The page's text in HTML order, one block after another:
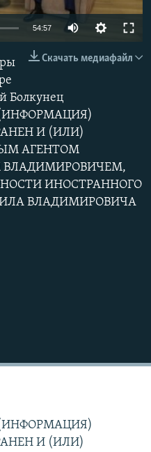
480p
54:57
720p
1080p
Скачать медиафайл
Болкунец
И (ИЛИ)
АГЕНТОМ
ИНОСТРАННОГО
ВЛАДИМИРОВИЧА
И (ИЛИ)